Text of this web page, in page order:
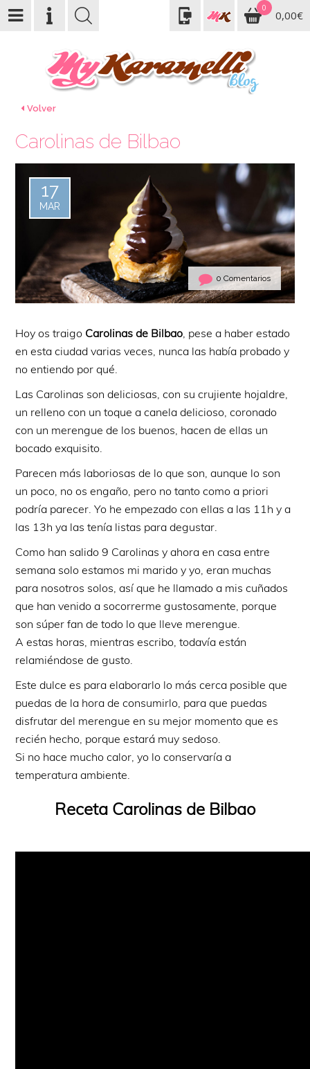
0
0,00€
Volver
Carolinas de Bilbao
17
MAR
0 Comentarios
Hoy os traigo Carolinas de Bilbao , pese a haber estado
en esta ciudad varias veces, nunca las había probado y
no entiendo por qué.
Las Carolinas son deliciosas, con su crujiente hojaldre,
un relleno con un toque a canela delicioso, coronado
con un merengue de los buenos, hacen de ellas un
bocado exquisito.
Parecen más laboriosas de lo que son, aunque lo son
un poco, no os engaño, pero no tanto como a priori
podría parecer. Yo he empezado con ellas a las 11h y a
las 13h ya las tenía listas para degustar.
Como han salido 9 Carolinas y ahora en casa entre
semana solo estamos mi marido y yo, eran muchas
para nosotros solos, así que he llamado a mis cuñados
que han venido a socorrerme gustosamente, porque
son súper fan de todo lo que lleve merengue.
A estas horas, mientras escribo, todavía están
relamiéndose de gusto.
Este dulce es para elaborarlo lo más cerca posible que
puedas de la hora de consumirlo, para que puedas
disfrutar del merengue en su mejor momento que es
recién hecho, porque estará muy sedoso.
Si no hace mucho calor, yo lo conservaría a
temperatura ambiente.
Receta Carolinas de Bilbao